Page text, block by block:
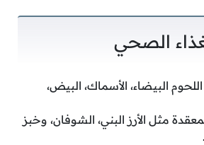
الصحي
البيضاء، الأسماك، البيض،
مثل الأرز البني، الشوفان، وخبز